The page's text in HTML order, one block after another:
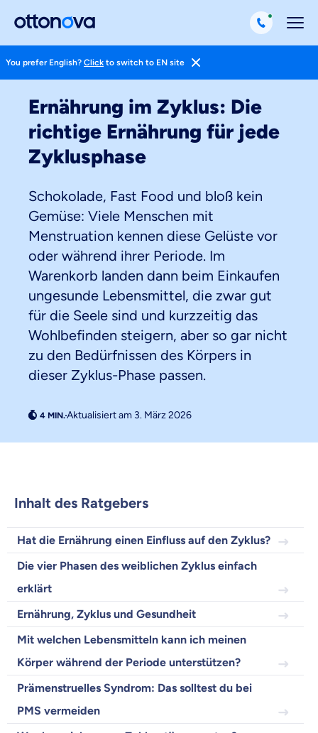
You prefer English? Click to switch to EN site
Gesund Leben
Ernährung im Zyklus: Die
richtige Ernährung für jede
Zyklusphase
Schokolade, Fast Food und bloß kein
Gemüse: Viele Menschen mit
Menstruation kennen diese Gelüste vor
oder während ihrer Periode. Im
Warenkorb landen dann beim Einkaufen
ungesunde Lebensmittel, die zwar gut
für die Seele sind und kurzzeitig das
Wohlbefinden steigern, aber so gar nicht
zu den Bedürfnissen des Körpers in
dieser Zyklus-Phase passen.
Aktualisiert am 3. März 2026
Inhalt des Ratgebers
Hat die Ernährung einen Einfluss auf den Zyklus?
Die vier Phasen des weiblichen Zyklus einfach
erklärt
Ernährung, Zyklus und Gesundheit
Mit welchen Lebensmitteln kann ich meinen
Körper während der Periode unterstützen?
Prämenstruelles Syndrom: Das solltest du bei
PMS vermeiden
Weil es uns wichtig ist, dass
du dich gut beraten fühlst.
Objektive und faire Beratung
uns entscheidest.
Vergleich mit anderen Tarifen am Markt
Wir helfen dir dabei Unterschiede in
Wozu dürfen wir dich beraten?